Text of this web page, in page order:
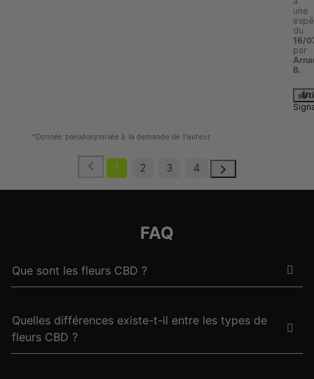
une
du
16/
par
B.
*Donnée pseudonymisée à la demande de l'auteur.
1 2 3 4
FAQ
Que sont les fleurs CBD ?
Quelles différences existe-t-il entre les types de
fleurs CBD ?